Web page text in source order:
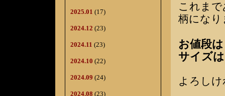
2025.01 (17)
2024.12 (23)
2024.11 (23)
2024.10 (22)
2024.09 (24)
2024.08 (23)
これま
柄になり
お値段
サイズ
よろし